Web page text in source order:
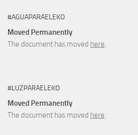
#AGUAPARAELEKO
Moved Permanently
The document has moved here.
#LUZPARAELEKO
Moved Permanently
The document has moved here.